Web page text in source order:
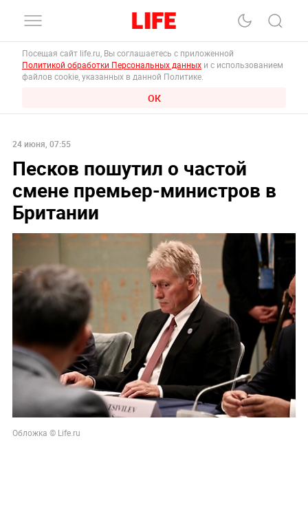
Посещая сайт life.ru, Вы соглашаетесь с приложенной
Политикой обработки Персональных данных и с использованием
файлов cookie, указанных в данной Политике.
ОК
24 июня, 07:55
Песков пошутил о частой
смене премьер-министров в
Британии
Обложка © Life.ru